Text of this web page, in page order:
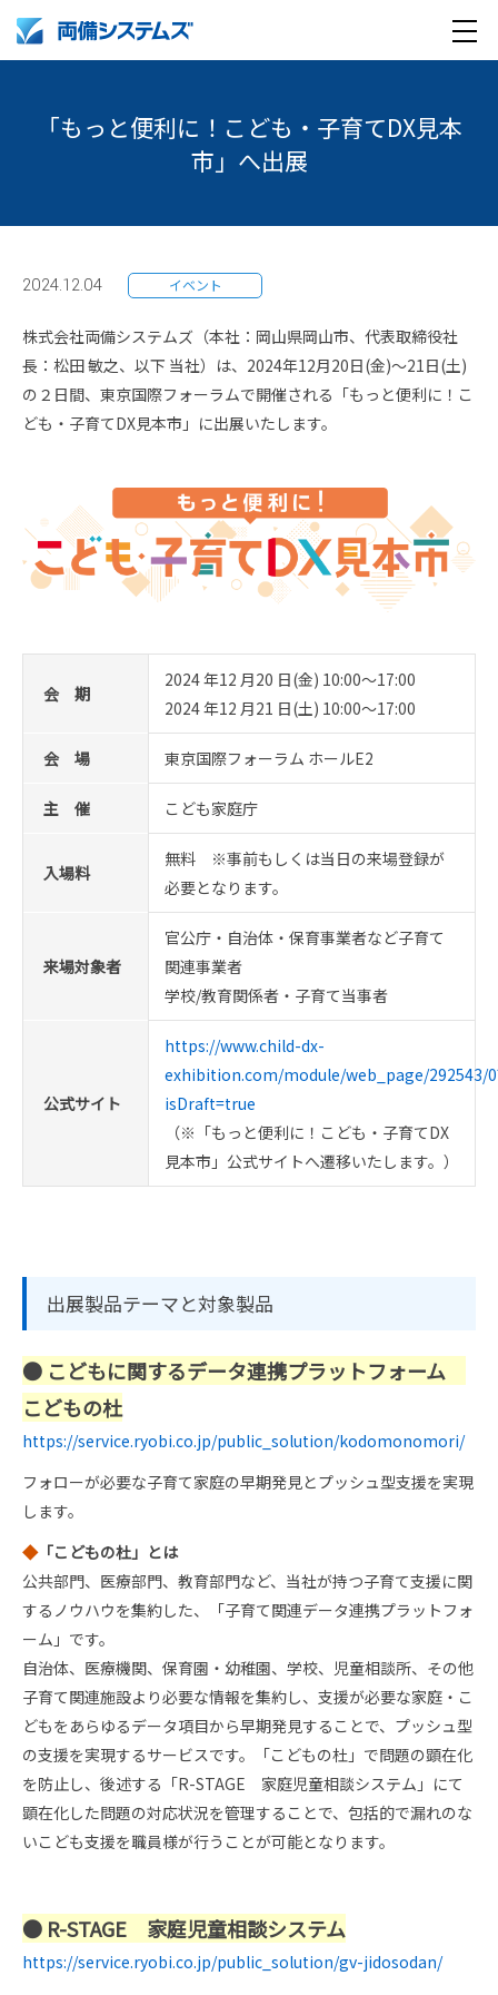
企業情報トップ
両備グループ CSOメッセージ
COOメッセージ
会社概要
事業所一覧
社員の幸せへの取り組み
環境への取り組み
取得認証
地域スポーツ貢献
採用情報トップ
新卒採用
スタッフ採用
English
company profile
「もっと便利に！こども・子育てDX見本
市」へ出展
2024.12.04 イベント
株式会社両備システムズ（本社：岡山県岡山市、代表取締役社
長：松田 敏之、以下 当社）は、2024年12月20日(金)～21日(土)
の２日間、東京国際フォーラムで開催される「もっと便利に！こ
ども・子育てDX見本市」に出展いたします。
会 期
2024 年12 月20 日(金) 10:00～17:00
2024 年12 月21 日(土) 10:00～17:00
会 場 東京国際フォーラム ホールE2
主 催 こども家庭庁
入場料
無料 ※事前もしくは当日の来場登録が
必要となります。
来場対象者
官公庁・自治体・保育事業者など子育て
関連事業者
学校/教育関係者・子育て当事者
公式サイト
https://www.child-dx-
exhibition.com/module/web_page/292543/
isDraft=true
（※「もっと便利に！こども・子育てDX
見本市」公式サイトへ遷移いたします。）
出展製品テーマと対象製品
● こどもに関するデータ連携プラットフォーム
こどもの杜
https://service.ryobi.co.jp/public_solution/kodomonomori/
フォローが必要な子育て家庭の早期発見とプッシュ型支援を実現
します。
◆「こどもの杜」とは
公共部門、医療部門、教育部門など、当社が持つ子育て支援に関
するノウハウを集約した、「子育て関連データ連携プラットフォ
ーム」です。
自治体、医療機関、保育園・幼稚園、学校、児童相談所、その他
子育て関連施設より必要な情報を集約し、支援が必要な家庭・こ
どもをあらゆるデータ項目から早期発見することで、プッシュ型
の支援を実現するサービスです。「こどもの杜」で問題の顕在化
を防止し、後述する「R-STAGE 家庭児童相談システム」にて
顕在化した問題の対応状況を管理することで、包括的で漏れのな
いこども支援を職員様が行うことが可能となります。
● R-STAGE 家庭児童相談システム
https://service.ryobi.co.jp/public_solution/gv-jidosodan/